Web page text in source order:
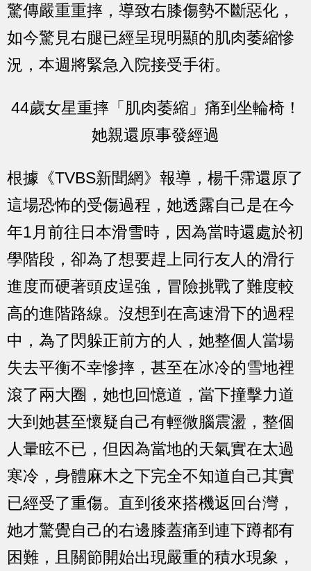
驚傳嚴重重摔，導致右膝傷勢不斷惡化，
如今驚見右腿已經呈現明顯的肌肉萎縮慘
況，本週將緊急入院接受手術。
44歲女星重摔「肌肉萎縮」痛到坐輪椅！
她親還原事發經過
根據《TVBS新聞網》報導，楊千霈還原了
這場恐怖的受傷過程，她透露自己是在今
年1月前往日本滑雪時，因為當時還處於初
學階段，卻為了想要趕上同行友人的滑行
進度而硬著頭皮逞強，冒險挑戰了難度較
高的進階路線。沒想到在高速滑下的過程
中，為了閃躲正前方的人，她整個人當場
失去平衡不幸慘摔，甚至在冰冷的雪地裡
滾了兩大圈，她也回憶道，當下撞擊力道
大到她甚至懷疑自己有輕微腦震盪，整個
人暈眩不已，但因為當地的天氣實在太過
寒冷，身體麻木之下完全不知道自己其實
已經受了重傷。直到後來搭機返回台灣，
她才驚覺自己的右邊膝蓋痛到連下蹲都有
困難，且關節開始出現嚴重的積水現象，